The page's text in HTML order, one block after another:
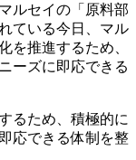
ルセイの「原料部
ている今日、マル
を推進するため、
ーズに即応できる
るため、積極的に
応できる体制を整